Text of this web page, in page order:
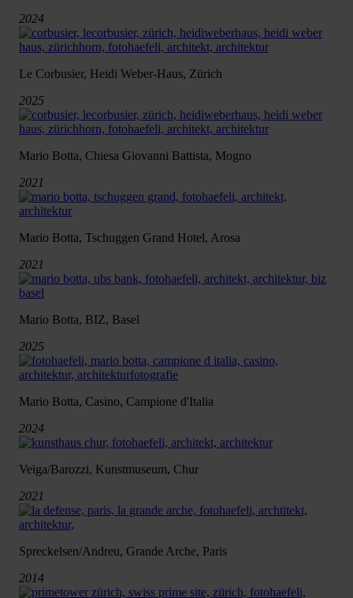
2024
Le Corbusier, Heidi Weber-Haus, Zürich
2025
Mario Botta, Chiesa Giovanni Battista, Mogno
2021
Mario Botta, Tschuggen Grand Hotel, Arosa
2021
Mario Botta, BIZ, Basel
2025
Mario Botta, Casino, Campione d'Italia
2024
Veiga/Barozzi, Kunstmuseum, Chur
2021
Spreckelsen/Andreu, Grande Arche, Paris
2014